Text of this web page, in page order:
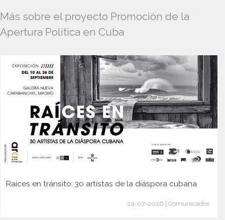
Más sobre el proyecto Promoción de la
Apertura Política en Cuba
Raíces en tránsito: 30 artistas de la diáspora cubana
24-07-2026 | Comunicados